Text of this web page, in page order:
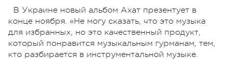
В Украине новый альбом Ахат презентует в
конце ноября. «Не могу сказать, что это музыка
для избранных, но это качественный продукт,
который понравится музыкальным гурманам, тем,
кто разбирается в инструментальной музыке.